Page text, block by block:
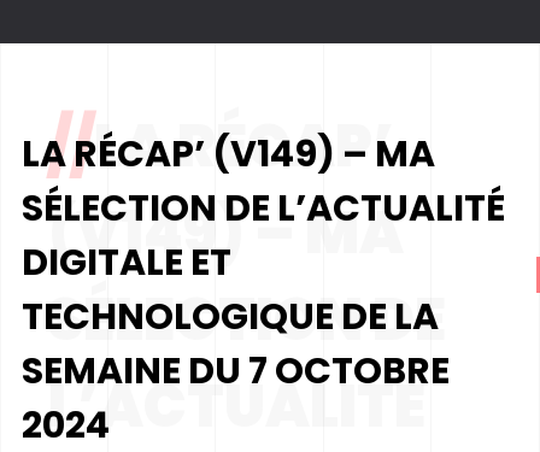
//LA RÉCAP’
(V149) – MA
SÉLECTION DE
L’ACTUALITÉ
LA RÉCAP’ (V149) – MA
SÉLECTION DE L’ACTUALITÉ
DIGITALE ET
TECHNOLOGIQUE DE LA
SEMAINE DU 7 OCTOBRE
2024